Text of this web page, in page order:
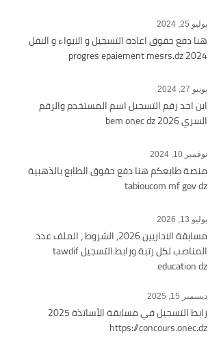
يوليو 25, 2024
هنا دفع حقوق اعادة التسجيل و الايواء و النقل
2024 progres epaiement mesrs.dz
يونيو 27, 2024
اين اجد رقم التسجيل اسم المستخدم والرقم
السري bem onec dz 2026
نوفمبر 10, 2024
منصة طابعكم هنا دفع حقوق الطابع بالذهبية
tabioucom mf gov dz
يوليو 13, 2026
مسابقة الاداريين 2026, الشروط ، الملف عدد
المناصب لكل رتبة ورابط التسجيل tawdif
education dz
ديسمبر 15, 2025
رابط التسجيل في مسابقة الأساتذة 2025
https://concours.onec.dz